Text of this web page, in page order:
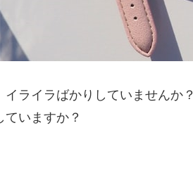
イライラばかりしていませんか
ていますか？